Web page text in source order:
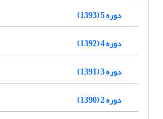
دوره 5 (1393)
دوره 4 (1392)
دوره 3 (1391)
دوره 2 (1390)